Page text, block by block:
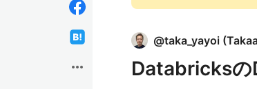
more_horiz
@taka_yayoi (
Databricksの